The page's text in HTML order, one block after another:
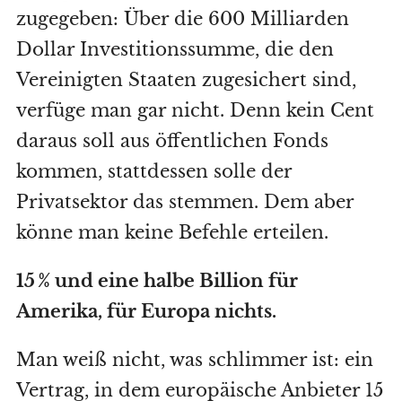
zugegeben: Über die 600 Milliarden
Dollar Investitionssumme, die den
Vereinigten Staaten zugesichert sind,
verfüge man gar nicht. Denn kein Cent
daraus soll aus öffentlichen Fonds
kommen, stattdessen solle der
Privatsektor das stemmen. Dem aber
könne man keine Befehle erteilen.
15 % und eine halbe Billion für
Amerika, für Europa nichts.
Man weiß nicht, was schlimmer ist: ein
Vertrag, in dem europäische Anbieter 15